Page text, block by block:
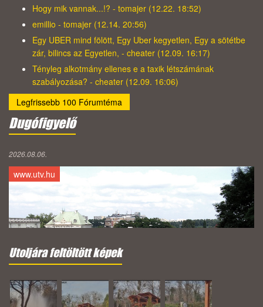
Hogy mik vannak...!? - tomajer (12.22. 18:52)
emillio - tomajer (12.14. 20:56)
Egy UBER mind fölött, Egy Uber kegyetlen, Egy a sötétbe
zár, bilincs az Egyetlen, - cheater (12.09. 16:17)
Tényleg alkotmány ellenes e a taxik létszámának
szabályozása? - cheater (12.09. 16:06)
Legfrissebb 100 Fórumtéma
Dugófigyelő
2026.08.06.
www.utv.hu
Utoljára feltöltött képek